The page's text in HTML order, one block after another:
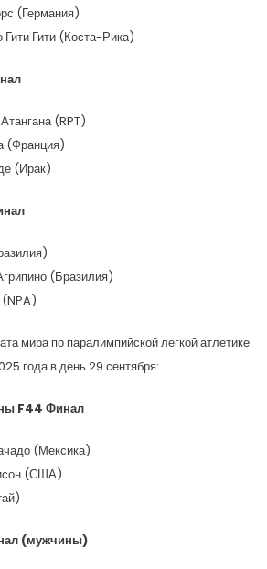
(Германия)
Гити (Коста-Рика)
(RPT)
(Франция)
(Ирак)
(Бразилия)
мира по паралимпийской легкой атлетике
года в день 29 сентября:
F44 Финал
(Мексика)
(США)
(мужчины)